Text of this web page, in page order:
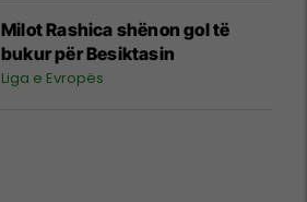
Milot Rashica shënon gol të
bukur për Besiktasin
Liga e Evropës